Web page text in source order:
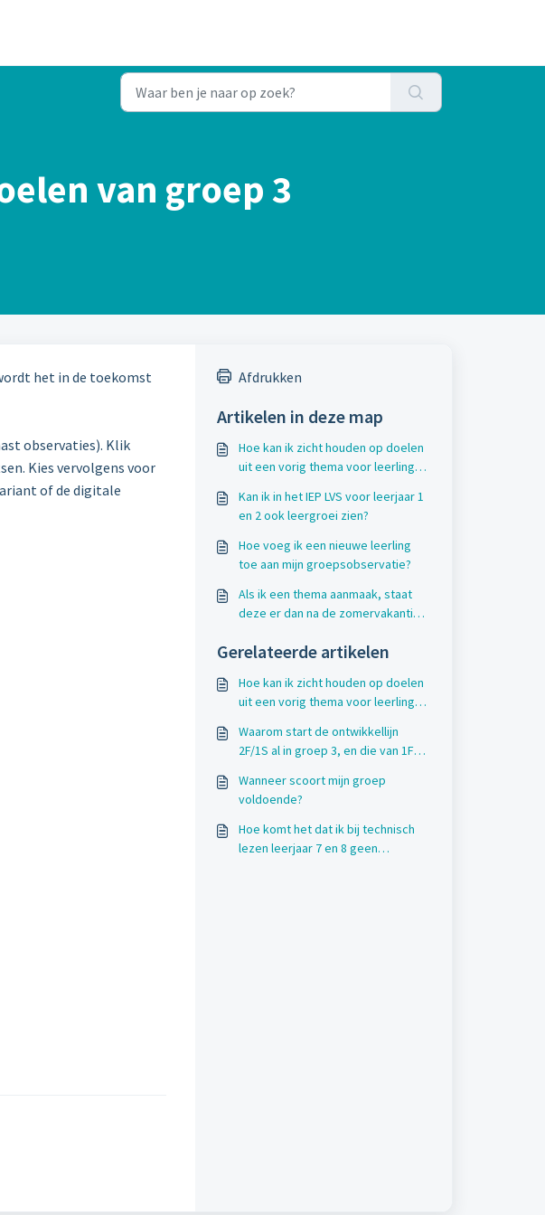
van groep 3
het in de toekomst
observaties). Klik
Kies vervolgens voor
of de digitale
Afdrukken
Artikelen in deze map
Hoe kan ik zicht houden op doelen
uit een vorig thema voor leerlingen
kunnen?
Kan ik in het IEP LVS voor leerjaar 1
en 2 ook leergroei zien?
Hoe voeg ik een nieuwe leerling
toe aan mijn groepsobservatie?
Als ik een thema aanmaak, staat
deze er dan na de zomervakantie
Gerelateerde artikelen
Hoe kan ik zicht houden op doelen
uit een vorig thema voor leerlingen
kunnen?
Waarom start de ontwikkellijn
2F/1S al in groep 3, en die van 1F
Wanneer scoort mijn groep
voldoende?
Hoe komt het dat ik bij technisch
lezen leerjaar 7 en 8 geen